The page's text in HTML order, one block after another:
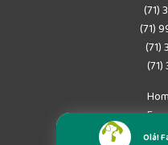
(71)
(71)
(71)
(71)
Olá!